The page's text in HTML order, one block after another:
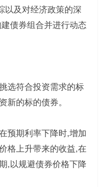
以及对经济政策的深
债券组合并进行动态
选符合投资需求的标
新的标的债券。
预期利率下降时,增加
格上升带来的收益,在
,以规避债券价格下降